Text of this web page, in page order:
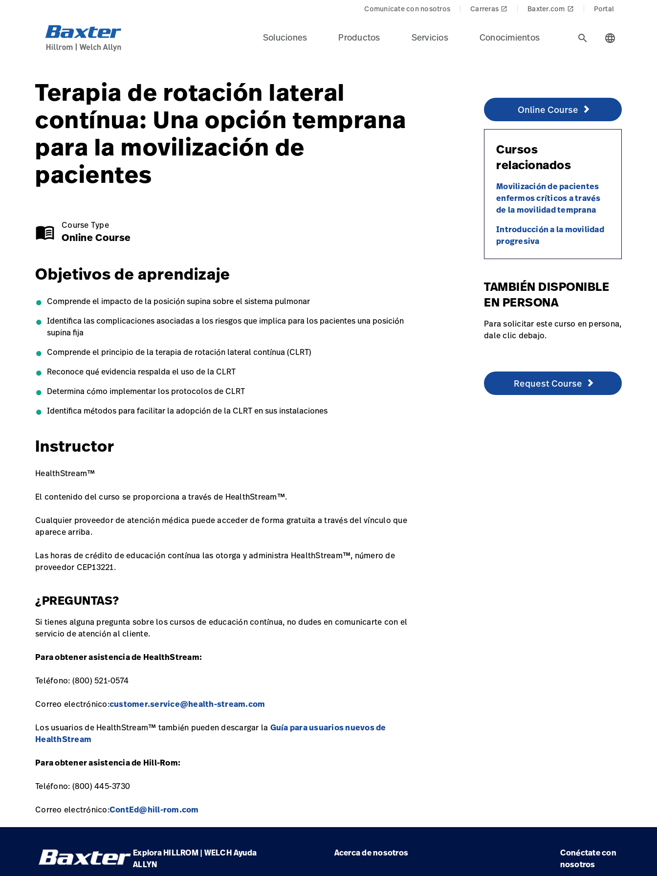
Comunícate con nosotros Carreras launch Baxter.com launch Portal
Soluciones Productos Servicios Conocimientos search language
Terapia de rotación lateral
contínua: Una opción temprana
para la movilización de
pacientes
menu_book Course Type
Online Course
Objetivos de aprendizaje
Comprende el impacto de la posición supina sobre el sistema pulmonar
Identifica las complicaciones asociadas a los riesgos que implica para los pacientes una posición
supina fija
Comprende el principio de la terapia de rotación lateral contínua (CLRT)
Reconoce qué evidencia respalda el uso de la CLRT
Determina cómo implementar los protocolos de CLRT
Identifica métodos para facilitar la adopción de la CLRT en sus instalaciones
Instructor
HealthStream™
El contenido del curso se proporciona a través de HealthStream™.
Cualquier proveedor de atención médica puede acceder de forma gratuita a través del vínculo que
aparece arriba.
Las horas de crédito de educación contínua las otorga y administra HealthStream™, número de
proveedor CEP13221.
¿PREGUNTAS?
Si tienes alguna pregunta sobre los cursos de educación contínua, no dudes en comunicarte con el
servicio de atención al cliente.
Para obtener asistencia de HealthStream:
Teléfono: (800) 521-0574
Correo electrónico:customer.service@health-stream.com
Los usuarios de HealthStream™ también pueden descargar la Guía para usuarios nuevos de
HealthStream
Para obtener asistencia de Hill-Rom:
Teléfono: (800) 445-3730
Correo electrónico:ContEd@hill-rom.com
Online Course
http://www.healthstream.com/hlc/
Online Course
Cursos
relacionados
Movilización de pacientes
enfermos críticos a través
de la movilidad temprana
Introducción a la movilidad
progresiva
TAMBIÉN DISPONIBLE
EN PERSONA
Para solicitar este curso en persona,
dale clic debajo.
Request Course
http://hill-rom.com/usa/Our-Company/
Request Course
Explora HILLROM | WELCH
ALLYN
Ayuda Acerca de nosotros
Conéctate con
nosotros